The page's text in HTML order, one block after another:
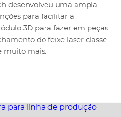
desenvolveu uma ampla
para facilitar a
3D para fazer em peças
do feixe laser classe
muito mais.